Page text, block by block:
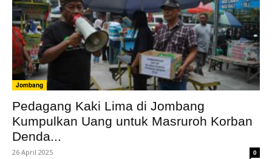
Jombang
Pedagang Kaki Lima di Jombang
Kumpulkan Uang untuk Masruroh Korban
Denda...
26 April 2025 0